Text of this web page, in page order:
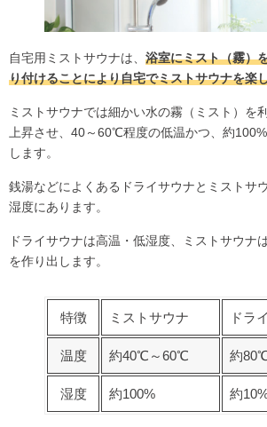
自宅用ミストサウナは、 浴室にミスト（霧）
り付けることにより自宅でミストサウナを楽
ミストサウナでは細かい水の霧（ミスト）を
上昇させ、40～60℃程度の低温かつ、約
します。
銭湯などによくあるドライサウナとミストサ
湿度にあります。
ドライサウナは高温・低湿度、ミストサウナ
を作り出します。
特徴 ミストサウナ ドラ
温度 約40℃～60℃ 約
湿度 約100% 約